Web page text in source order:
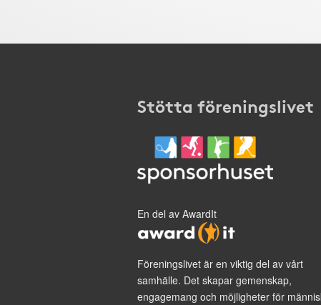
Stötta föreningslivet
En del av AwardIt
Föreningslivet är en viktig del av vårt
samhälle. Det skapar gemenskap,
engagemang och möjligheter för